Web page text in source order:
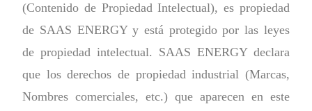
(Contenido de Propiedad Intelectual), es propiedad
de SAAS ENERGY y está protegido por las leyes
de propiedad intelectual. SAAS ENERGY declara
que los derechos de propiedad industrial (Marcas,
Nombres comerciales, etc.) que aparecen en este